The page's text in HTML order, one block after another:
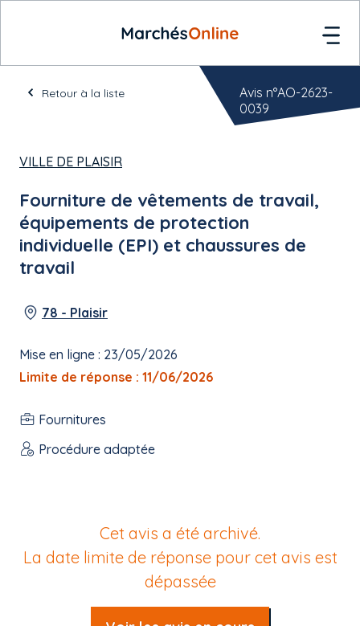
Retour à la liste
VILLE DE PLAISIR
Fourniture de vêtements de travail,
équipements de protection
individuelle (EPI) et chaussures de
travail
78 - Plaisir
Mise en ligne : 23/05/2026
Limite de réponse : 11/06/2026
Fournitures
Procédure adaptée
Avis n°AO-2623-
0039
Cet avis a été archivé.
La date limite de réponse pour cet avis est
dépassée